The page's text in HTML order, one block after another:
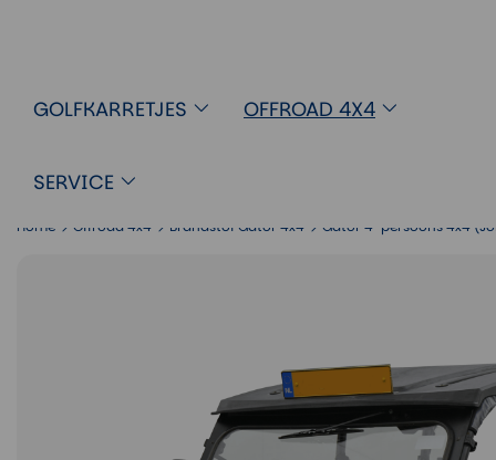
GOLFKARRETJES OFFROAD 4X4
SERVICE
Home Offroad 4x4 Brandstof Gator 4x4 Gator 4-persoons 4x4